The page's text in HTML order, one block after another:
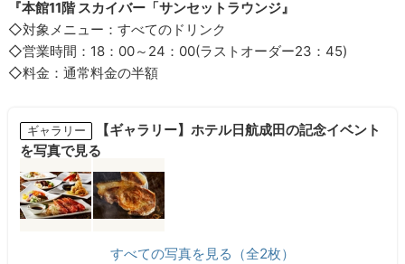
『本館11階 スカイバー「サンセットラウンジ』
◇対象メニュー：すべてのドリンク
◇営業時間：18：00～24：00(ラストオーダー23：45)
◇料金：通常料金の半額
ギャラリー
【ギャラリー】ホテル日航成田の記念イベント
を写真で見る
すべての写真を見る（全2枚）